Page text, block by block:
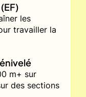
les
travailler la
m+ sur
des sections